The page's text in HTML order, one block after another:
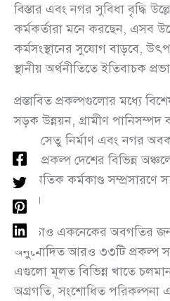
বিস্তার এবং নগর সুবিধা বৃদ্ধি
কর্মকর্তারা মনে করছেন, এসব
কর্মসংস্থানের সুযোগ বাড়বে,
স্থানীয় অর্থনীতিতে ইতিবাচক
প্রস্তাবিত প্রকল্পগুলোর মধ্যে
সড়ক উন্নয়ন, গ্রামীণ পানিসম্পদ
নতুন সেতু নির্মাণ এবং নগর
এসব প্রকল্প দেশের বিভিন্ন
অর্থনৈতিক কর্মকাণ্ড
হচ্ছে।
এছাড়াও একনেকের অবগতির জন্য
অনুমোদিত আরও ৩৩টি প্রকল্প
এগুলো মূলত বিভিন্ন খাতে চলমান
অগ্রগতি, সংশোধিত পরিকল্পনা